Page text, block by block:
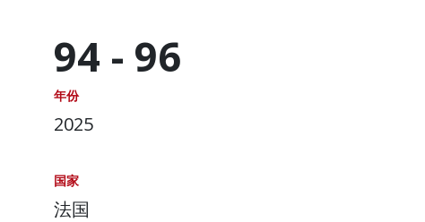
94 - 96
年份
2025
国家
法国